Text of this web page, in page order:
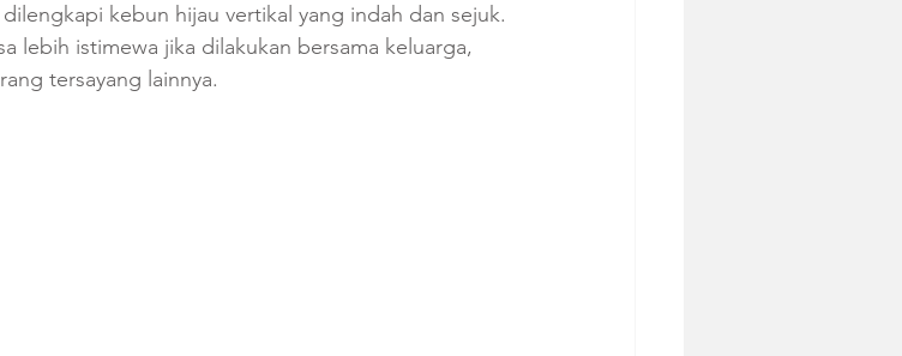
kebun hijau vertikal yang indah dan sejuk.
lebih istimewa jika dilakukan bersama keluarga,
tersayang lainnya.